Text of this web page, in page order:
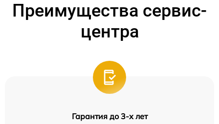
Преимущества сервис-
центра
Гарантия до 3-х лет